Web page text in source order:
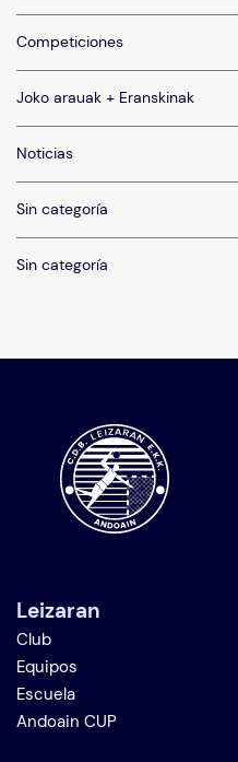
Competiciones
Joko arauak + Eranskinak
Noticias
Sin categoría
Sin categoría
Leizaran
Club
Equipos
Escuela
Andoain CUP